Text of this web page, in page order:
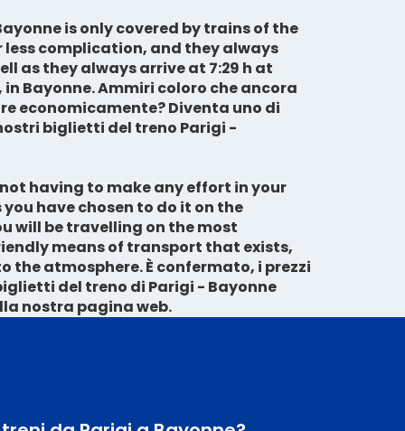
is only covered by trains of the
less complication, and they always
as they always arrive at 7:29 h at
Bayonne. Ammiri coloro che ancora
economicamente? Diventa uno di
biglietti del treno Parigi -
having to make any effort in your
have chosen to do it on the
will be travelling on the most
means of transport that exists,
the atmosphere. È confermato, i prezzi
del treno di Parigi - Bayonne
nostra pagina web.